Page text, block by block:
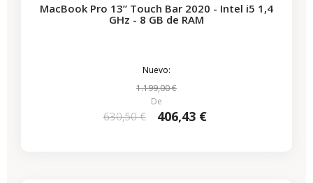
MacBook Pro 13” Touch Bar 2020 - Intel i5 1,4
GHz - 8 GB de RAM
Nuevo:
1.199,00 €
De
630,50 € 406,43 €